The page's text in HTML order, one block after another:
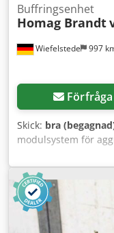
Wiefelstede 997
Buffringsenhet
Homag Brandt
Förfråga
Skick: bra
modulsystem för
dubbeländsprofiler,
rakbladet för
från kantlistmaskin
Varvtal: 2820 varv/
justerbar - Mått:
- Vikt: 29 kg